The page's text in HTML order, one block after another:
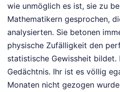
wie unmöglich es ist, sie zu
Mathematikern gesprochen,
analysierten. Sie betonen
physische Zufälligkeit den
statistische Gewissheit bildet.
Gedächtnis. Ihr ist es völlig
Monaten nicht gezogen